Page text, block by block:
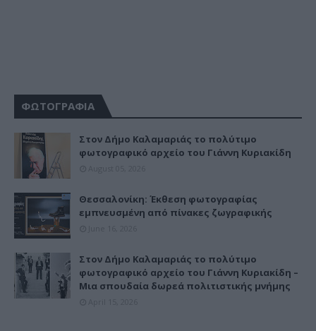
ΦΩΤΟΓΡΑΦΙΑ
Στον Δήμο Καλαμαριάς το πολύτιμο
φωτογραφικό αρχείο του Γιάννη Κυριακίδη
Θεσσαλονίκη: Έκθεση φωτογραφίας
εμπνευσμένη από πίνακες ζωγραφικής
Στον Δήμο Καλαμαριάς το πολύτιμο
φωτογραφικό αρχείο του Γιάννη Κυριακίδη –
Μια σπουδαία δωρεά πολιτιστικής μνήμης